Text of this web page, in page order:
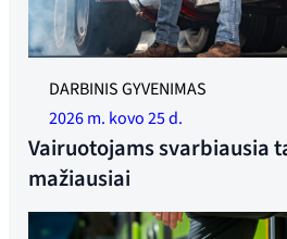
DARBINIS GYVENIMAS
2026 m. kovo 25 d.
Vairuotojams svarbiausia
mažiausiai